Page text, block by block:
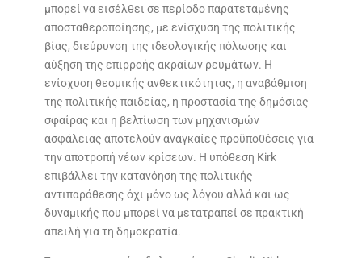
μπορεί να εισέλθει σε περίοδο παρατεταμένης
αποσταθεροποίησης, με ενίσχυση της πολιτικής
βίας, διεύρυνση της ιδεολογικής πόλωσης και
αύξηση της επιρροής ακραίων ρευμάτων. Η
ενίσχυση θεσμικής ανθεκτικότητας, η αναβάθμιση
της πολιτικής παιδείας, η προστασία της δημόσιας
σφαίρας και η βελτίωση των μηχανισμών
ασφάλειας αποτελούν αναγκαίες προϋποθέσεις για
την αποτροπή νέων κρίσεων. Η υπόθεση Kirk
επιβάλλει την κατανόηση της πολιτικής
αντιπαράθεσης όχι μόνο ως λόγου αλλά και ως
δυναμικής που μπορεί να μετατραπεί σε πρακτική
απειλή για τη δημοκρατία.